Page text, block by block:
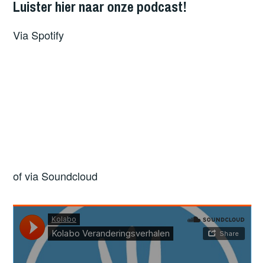
Luister hier naar onze podcast!
Via Spotify
of via Soundcloud